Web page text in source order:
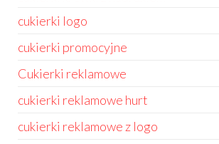
cukierki logo
cukierki promocyjne
Cukierki reklamowe
cukierki reklamowe hurt
cukierki reklamowe z logo